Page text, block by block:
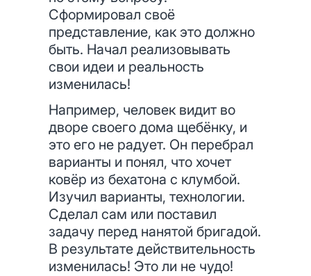
Сформировал своё
представление, как это должно
быть. Начал реализовывать
свои идеи и реальность
изменилась!
Например, человек видит во
дворе своего дома щебёнку, и
это его не радует. Он перебрал
варианты и понял, что хочет
ковёр из бехатона с клумбой.
Изучил варианты, технологии.
Сделал сам или поставил
задачу перед нанятой бригадой.
В результате действительность
изменилась! Это ли не чудо!